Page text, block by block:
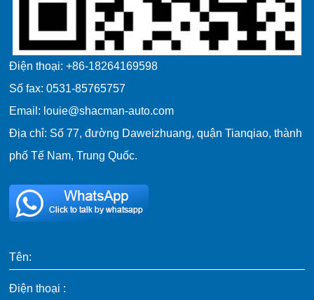
Điện thoại: +86-18264169598
Số fax: 0531-85765757
Email: louie@shacman-auto.com
Địa chỉ: Số 77, đường Daweizhuang, quận Tianqiao, thành
phố Tế Nam, Trung Quốc.
Tên:
Điện thoại :